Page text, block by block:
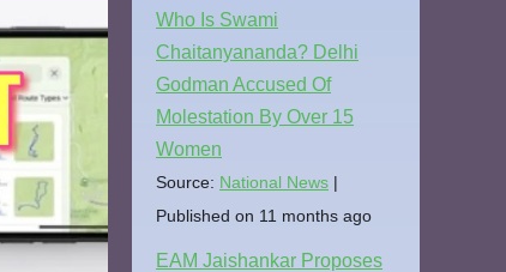
Who Is Swami
Chaitanyananda? Delhi
Godman Accused Of
Molestation By Over 15
Women
Source: National News
Published on 11 months ago
EAM Jaishankar Proposes